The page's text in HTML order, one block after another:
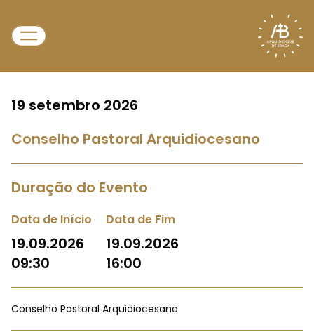
19 setembro 2026
Conselho Pastoral Arquidiocesano
Duração do Evento
Data de Início
19.09.2026
09:30
Data de Fim
19.09.2026
16:00
Conselho Pastoral Arquidiocesano